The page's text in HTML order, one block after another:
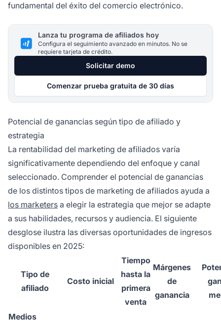
fundamental del éxito del comercio electrónico.
Lanza tu programa de afiliados hoy
Configura el seguimiento avanzado en minutos. No se
requiere tarjeta de crédito.
Solicitar demo
Comenzar prueba gratuita de 30 días
Potencial de ganancias según tipo de afiliado y
estrategia
La rentabilidad del marketing de afiliados varía
significativamente dependiendo del enfoque y canal
seleccionado. Comprender el potencial de ganancias
de los distintos tipos de marketing de afiliados ayuda a
los marketers a elegir la estrategia que mejor se adapte
a sus habilidades, recursos y audiencia. El siguiente
desglose ilustra las diversas oportunidades de ingresos
disponibles en 2025:
Tipo de
afiliado
Costo inicial
Tiempo
hasta la
primera
venta
Márgenes
de
ganancia
Medios